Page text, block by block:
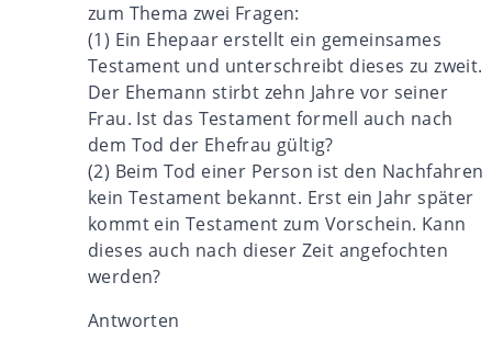
zum Thema zwei Fragen:
(1) Ein Ehepaar erstellt ein gemeinsames
Testament und unterschreibt dieses zu zweit.
Der Ehemann stirbt zehn Jahre vor seiner
Frau. Ist das Testament formell auch nach
dem Tod der Ehefrau gültig?
(2) Beim Tod einer Person ist den Nachfahren
kein Testament bekannt. Erst ein Jahr später
kommt ein Testament zum Vorschein. Kann
dieses auch nach dieser Zeit angefochten
werden?
Antworten